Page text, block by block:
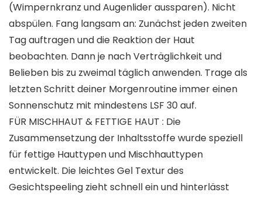
(Wimpernkranz und Augenlider aussparen). Nicht
abspülen. Fang langsam an: Zunächst jeden zweiten
Tag auftragen und die Reaktion der Haut
beobachten. Dann je nach Verträglichkeit und
Belieben bis zu zweimal täglich anwenden. Trage als
letzten Schritt deiner Morgenroutine immer einen
Sonnenschutz mit mindestens LSF 30 auf.
FÜR MISCHHAUT & FETTIGE HAUT : Die
Zusammensetzung der Inhaltsstoffe wurde speziell
für fettige Hauttypen und Mischhauttypen
entwickelt. Die leichtes Gel Textur des
Gesichtspeeling zieht schnell ein und hinterlässt